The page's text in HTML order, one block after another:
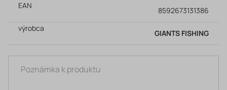
EAN
8592673131386
výrobca
GIANTS FISHING